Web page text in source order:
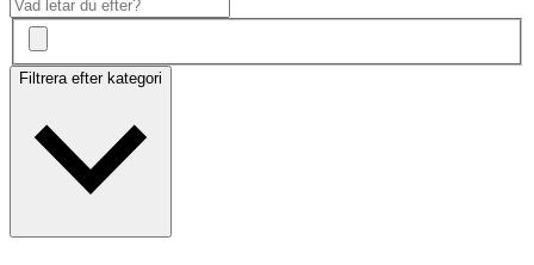
Filtrera efter kategori